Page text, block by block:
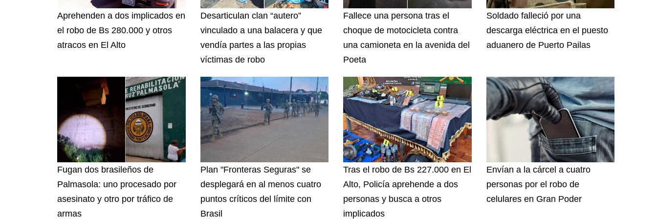
Aprehenden a dos implicados en
el robo de Bs 280.000 y otros
atracos en El Alto
Desarticulan clan “autero”
vinculado a una balacera y que
vendía partes a las propias
víctimas de robo
Fallece una persona tras el
choque de motocicleta contra
una camioneta en la avenida del
Poeta
Soldado falleció por una
descarga eléctrica en el puesto
aduanero de Puerto Pailas
Fugan dos brasileños de
Palmasola: uno procesado por
asesinato y otro por tráfico de
armas
Plan "Fronteras Seguras" se
desplegará en al menos cuatro
puntos críticos del límite con
Brasil
Tras el robo de Bs 227.000 en El
Alto, Policía aprehende a dos
personas y busca a otros
implicados
Envían a la cárcel a cuatro
personas por el robo de
celulares en Gran Poder